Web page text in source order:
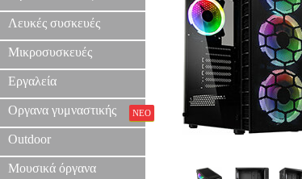
Λευκές συσκευές
Μικροσυσκευές
Εργαλεία
Οργανα γυμναστικής ΝΕΟ
Outdoor
Μουσικά όργανα